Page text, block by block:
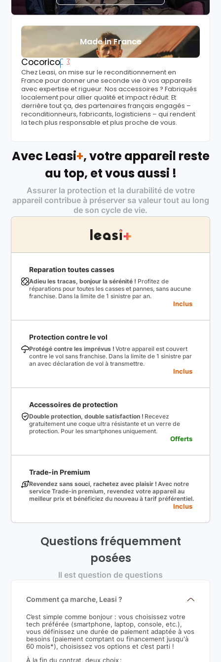
Made in France
Cocorico
Chez Leasi, on mise sur le reconditionnement en
France pour donner une seconde vie à vos appareils
avec expertise et rigueur. Nos accessoires ? Fabriqués
localement pour allier qualité et impact réduit. Et
derrière tout ça, des partenaires français engagés –
reconditionneurs, fabricants, logisticiens – qui rendent
la tech plus responsable et plus proche de vous.
Avec Leasi+, votre appareil reste
au top, et vous aussi !
Assurer la protection et la durabilité de votre
appareil contribue à préserver sa valeur tout au long
de son cycle de vie.
Reparation toutes casses
Adieu les tracas, bonjour la sérénité ! Profitez de
réparations pour toutes les casses et pannes, sans aucune
franchise. Dans la limite de 1 sinistre par an.
Inclus
Protection contre le vol
Protégé contre les imprévus ! Votre appareil est couvert
contre le vol sans franchise. Dans la limite de 1 sinistre par
an avec déclaration de vol à transmettre.
Inclus
Accessoires de protection
Double protection, double satisfaction ! Recevez
gratuitement une coque ultra résistante et un verre de
protection. Pour les smartphones uniquement.
Offerts
Trade-in Premium
Revendez sans souci, rachetez avec plaisir ! Avec notre
service Trade-in premium, revendez votre appareil au
meilleur prix et bénéficiez du nouveau à tarif préférentiel.
Inclus
Questions fréquemment
posées
Il est question de questions
Comment ça marche, Leasi ?
C’est simple comme bonjour : vous choisissez votre
tech préférée (smartphone, laptop, console, etc.),
vous définissez une durée de paiement adaptée à vos
besoins (paiement comptant ou financement jusqu'à
60 mois*), choisissez vos options et c’est parti !
À la fin du contrat, deux choix :